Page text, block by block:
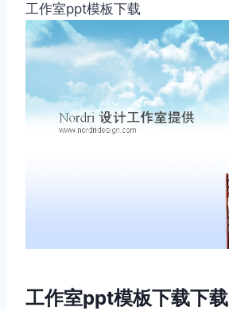
工作室ppt模板下载
工作室ppt模板下载下载